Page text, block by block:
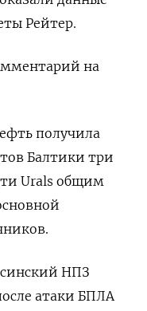
Рейтер.
на
получила
Балтики три
Urals общим
НПЗ
атаки БПЛА